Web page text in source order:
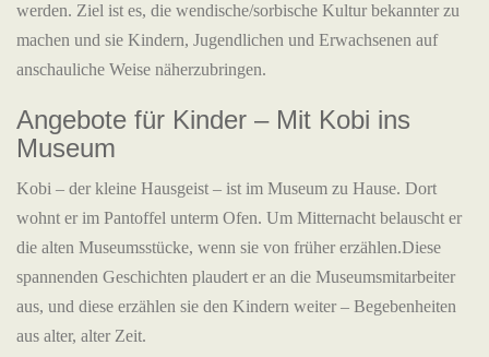
werden. Ziel ist es, die wendische/sorbische Kultur bekannter zu
machen und sie Kindern, Jugendlichen und Erwachsenen auf
anschauliche Weise näherzubringen.
Angebote für Kinder – Mit Kobi ins
Museum
Kobi – der kleine Hausgeist – ist im Museum zu Hause. Dort
wohnt er im Pantoffel unterm Ofen. Um Mitternacht belauscht er
die alten Museumsstücke, wenn sie von früher erzählen.Diese
spannenden Geschichten plaudert er an die Museumsmitarbeiter
aus, und diese erzählen sie den Kindern weiter – Begebenheiten
aus alter, alter Zeit.